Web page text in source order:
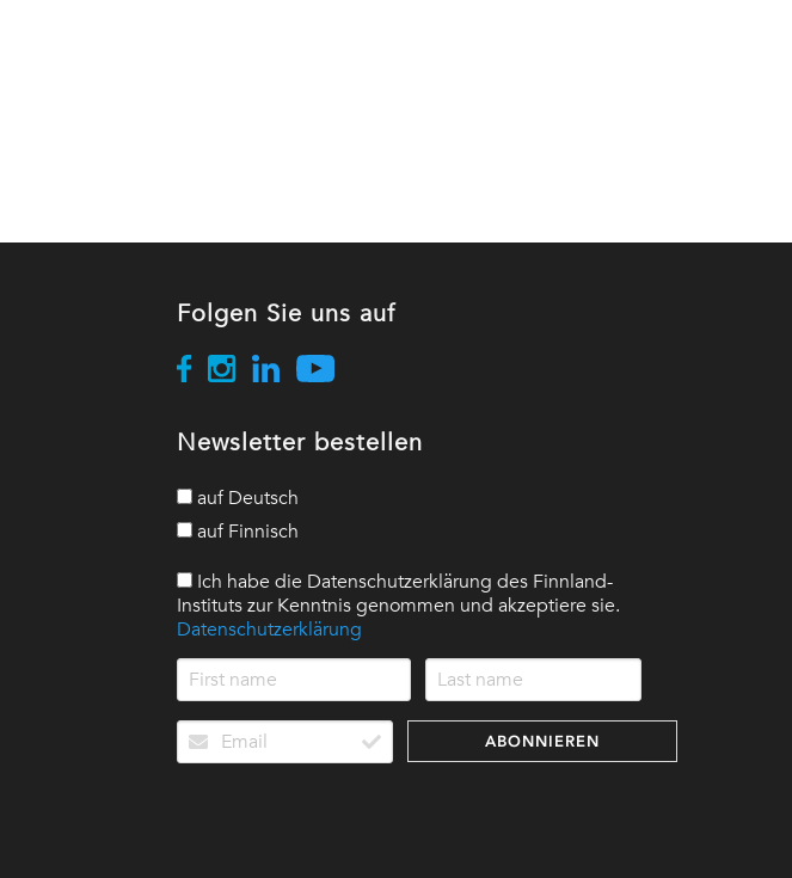
Folgen Sie uns auf
Newsletter bestellen
auf Deutsch
auf Finnisch
Ich habe die Datenschutzerklärung des Finnland-
Instituts zur Kenntnis genommen und akzeptiere sie.
Datenschutzerklärung
ABONNIEREN